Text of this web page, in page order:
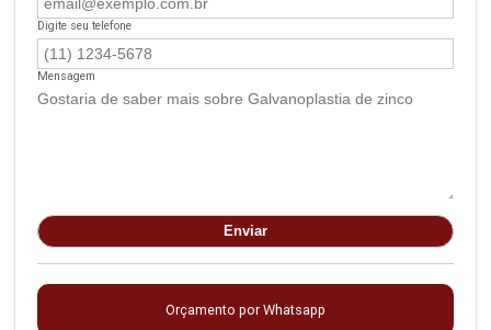
Digite seu telefone
Mensagem
Orçamento por Whatsapp